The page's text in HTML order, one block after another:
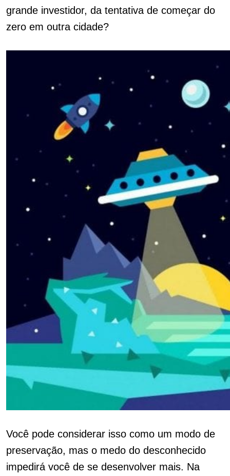
grande investidor, da tentativa de começar do
zero em outra cidade?
Você pode considerar isso como um modo de
preservação, mas o medo do desconhecido
impedirá você de se desenvolver mais. Na